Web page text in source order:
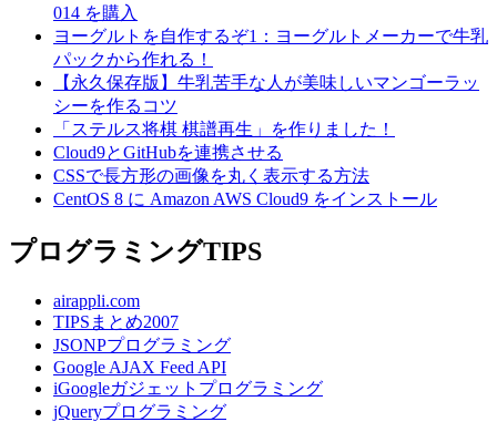
014 を購入
ヨーグルトを自作するぞ1：ヨーグルトメーカーで牛乳
パックから作れる！
【永久保存版】牛乳苦手な人が美味しいマンゴーラッ
シーを作るコツ
「ステルス将棋 棋譜再生」を作りました！
Cloud9とGitHubを連携させる
CSSで長方形の画像を丸く表示する方法
CentOS 8 に Amazon AWS Cloud9 をインストール
プログラミングTIPS
airappli.com
TIPSまとめ2007
JSONPプログラミング
Google AJAX Feed API
iGoogleガジェットプログラミング
jQueryプログラミング